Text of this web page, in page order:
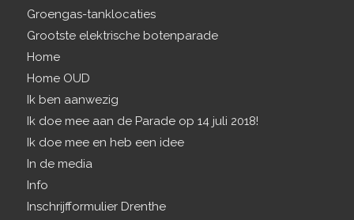
Groengas-tanklocaties
Grootste elektrische botenparade
Home
Home OUD
Ik ben aanwezig
Ik doe mee aan de Parade op 14 juli 2018!
Ik doe mee en heb een idee
In de media
Info
Inschrijfformulier Drenthe